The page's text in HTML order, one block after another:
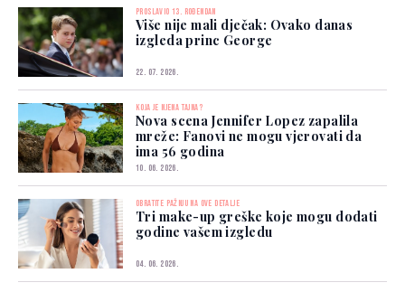
PROSLAVIO 13. ROĐENDAN
Više nije mali dječak: Ovako danas
izgleda princ George
22. 07. 2026.
KOJA JE NJENA TAJNA?
Nova scena Jennifer Lopez zapalila
mreže: Fanovi ne mogu vjerovati da
ima 56 godina
10. 06. 2026.
OBRATITE PAŽNJU NA OVE DETALJE
Tri make-up greške koje mogu dodati
godine vašem izgledu
04. 06. 2026.